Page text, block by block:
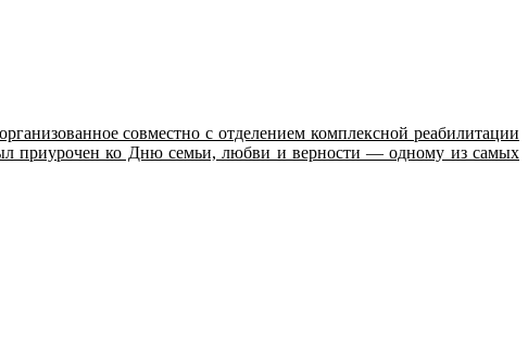
совместно с отделением комплексной реабилитации
приурочен ко Дню семьи, любви и верности — одному из самых